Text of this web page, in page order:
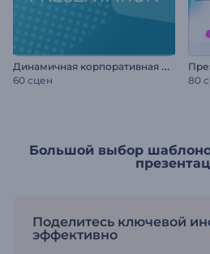
Д
инамичная корпоративная презентация
60 сцен 80
Большой выбор
Поделитесь ключевой
эффективно